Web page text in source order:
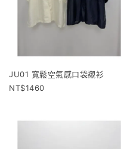
JU01 寬鬆空氣感口袋襯衫
1460